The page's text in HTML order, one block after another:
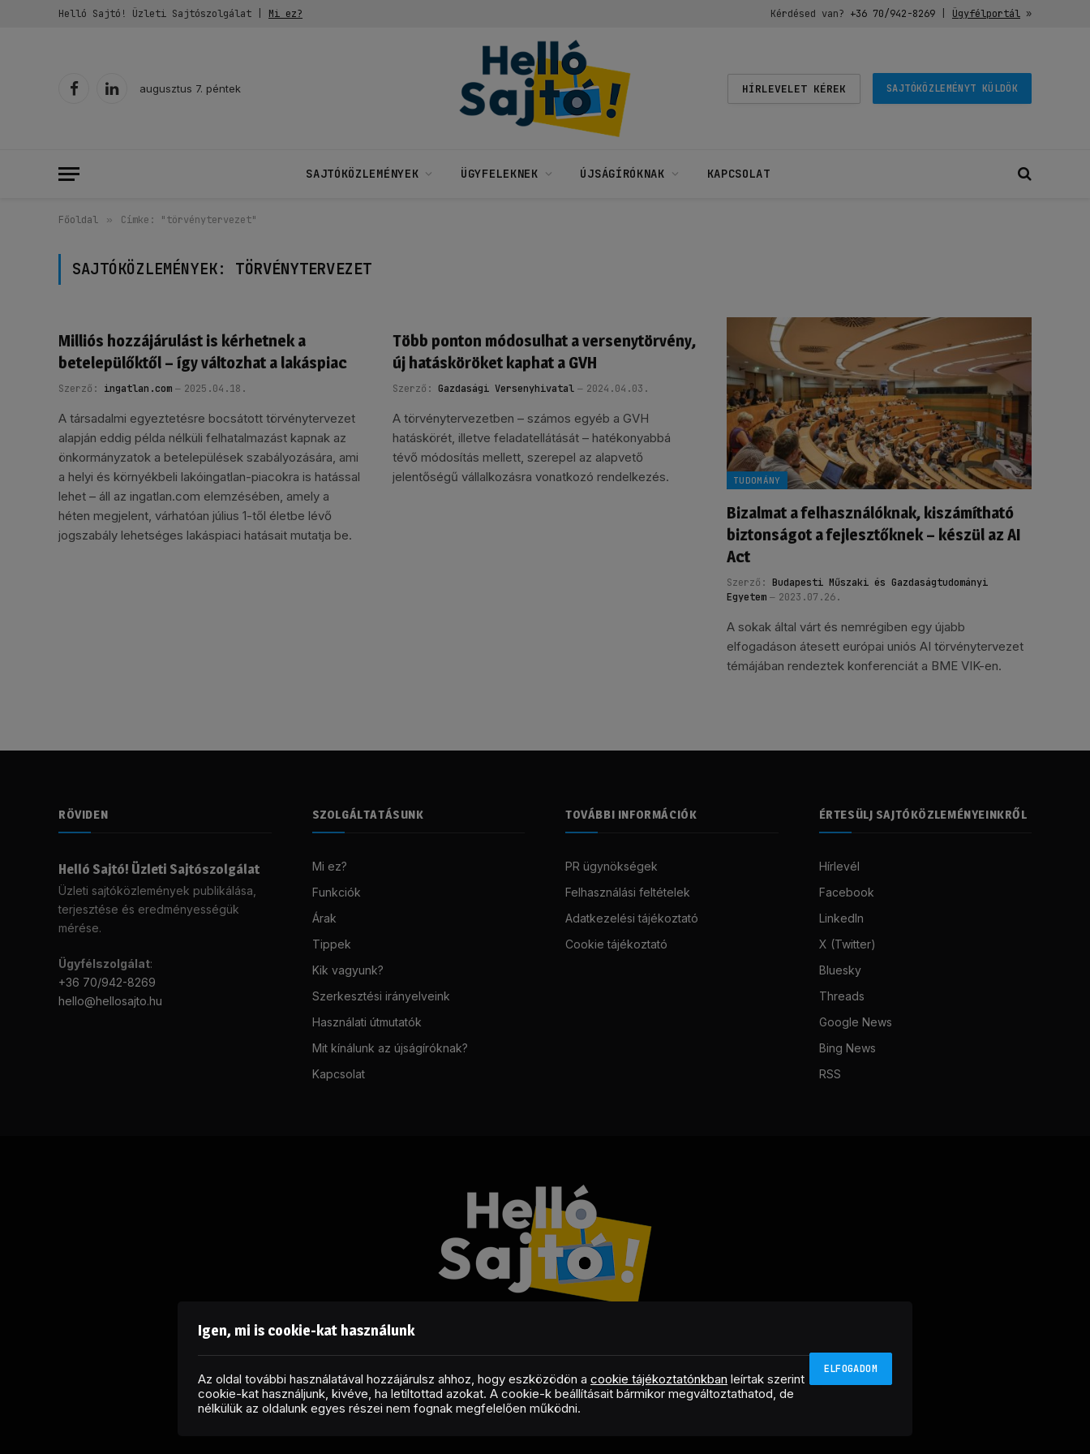
Helló Sajtó! Üzleti Sajtószolgálat | Mi ez? Kérdésed van? +36 70/942-8269| Ügyfélportál»
FacebookLinkedIn
augusztus 7. péntek HÍRLEVELET KÉREK SAJTÓKÖZLEMÉNYT KÜLDÖK
SAJTÓKÖZLEMÉNYEK ÜGYFELEKNEK ÚJSÁGÍRÓKNAK KAPCSOLAT
Főoldal » Címke: "törvénytervezet"
SAJTÓKÖZLEMÉNYEK: TÖRVÉNYTERVEZET
Milliós hozzájárulást is kérhetnek a
betelepülőktől – így változhat a lakáspiac
Szerző: ingatlan.com 2025.04.18.
A társadalmi egyeztetésre bocsátott törvénytervezet
alapján eddig példa nélküli felhatalmazást kapnak az
önkormányzatok a betelepülések szabályozására, ami
a helyi és környékbeli lakóingatlan-piacokra is hatással
lehet – áll az ingatlan.com elemzésében, amely a
héten megjelent, várhatóan július 1-től életbe lévő
jogszabály lehetséges lakáspiaci hatásait mutatja be.
Több ponton módosulhat a versenytörvény,
új hatásköröket kaphat a GVH
Szerző: Gazdasági Versenyhivatal 2024.04.03.
A törvénytervezetben – számos egyéb a GVH
hatáskörét, illetve feladatellátását – hatékonyabbá
tévő módosítás mellett, szerepel az alapvető
jelentőségű vállalkozásra vonatkozó rendelkezés.
TUDOMÁNY
Bizalmat a felhasználóknak, kiszámítható
biztonságot a fejlesztőknek – készül az AI
Act
Szerző: Budapesti Műszaki és Gazdaságtudományi
Egyetem
2023.07.26.
A sokak által várt és nemrégiben egy újabb
elfogadáson átesett európai uniós AI törvénytervezet
témájában rendeztek konferenciát a BME VIK-en.
RÖVIDEN
Helló Sajtó! Üzleti Sajtószolgálat
Üzleti sajtóközlemények publikálása,
terjesztése és eredményességük
mérése.
Ügyfélszolgálat:
+36 70/942-8269
hello@hellosajto.hu
SZOLGÁLTATÁSUNK
Mi ez?
Funkciók
Árak
Tippek
Kik vagyunk?
Szerkesztési irányelveink
Használati útmutatók
Mit kínálunk az újságíróknak?
Kapcsolat
TOVÁBBI INFORMÁCIÓK
PR ügynökségek
Felhasználási feltételek
Adatkezelési tájékoztató
Cookie tájékoztató
ÉRTESÜLJ SAJTÓKÖZLEMÉNYEINKRŐL
Hírlevél
Facebook
LinkedIn
X (Twitter)
Bluesky
Threads
Google News
Bing News
RSS
FacebookLinkedInX
RSS
Copyright © 2026 Helló Sajtó! Üzleti Sajtószolgálat
Igen, mi is cookie-kat használunk
Az oldal további használatával hozzájárulsz ahhoz, hogy eszközödön acookie tájékoztatónkban leírtak szerint
cookie-kat használjunk, kivéve, ha letiltottad azokat. A cookie-k beállításait bármikor megváltoztathatod, de
nélkülük az oldalunk egyes részei nem fognak megfelelően működni.
ELFOGADOM